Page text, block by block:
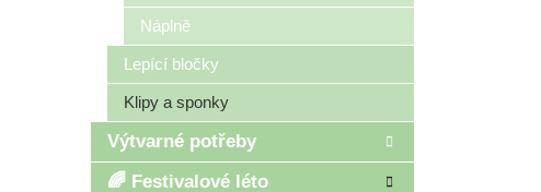
Náplně
Lepící bločky
Klipy a sponky
Výtvarné potřeby
🌈 Festivalové léto